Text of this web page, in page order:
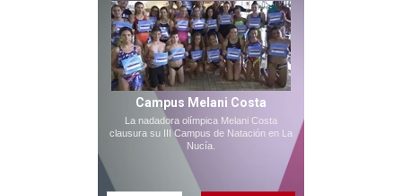
Campus Melani Costa
La nadadora olímpica Melani Costa
clausura su III Campus de Natación en La
Nucía.